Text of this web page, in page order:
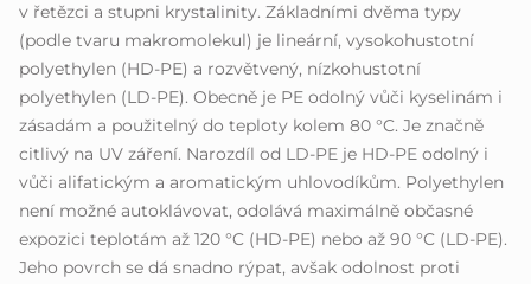
v řetězci a stupni krystalinity. Základními dvěma typy
(podle tvaru makromolekul) je lineární, vysokohustotní
polyethylen (HD-PE) a rozvětvený, nízkohustotní
polyethylen (LD-PE). Obecně je PE odolný vůči kyselinám i
zásadám a použitelný do teploty kolem 80 °C. Je značně
citlivý na UV záření. Narozdíl od LD-PE je HD-PE odolný i
vůči alifatickým a aromatickým uhlovodíkům. Polyethylen
není možné autoklávovat, odolává maximálně občasné
expozici teplotám až 120 °C (HD-PE) nebo až 90 °C (LD-PE).
Jeho povrch se dá snadno rýpat, avšak odolnost proti